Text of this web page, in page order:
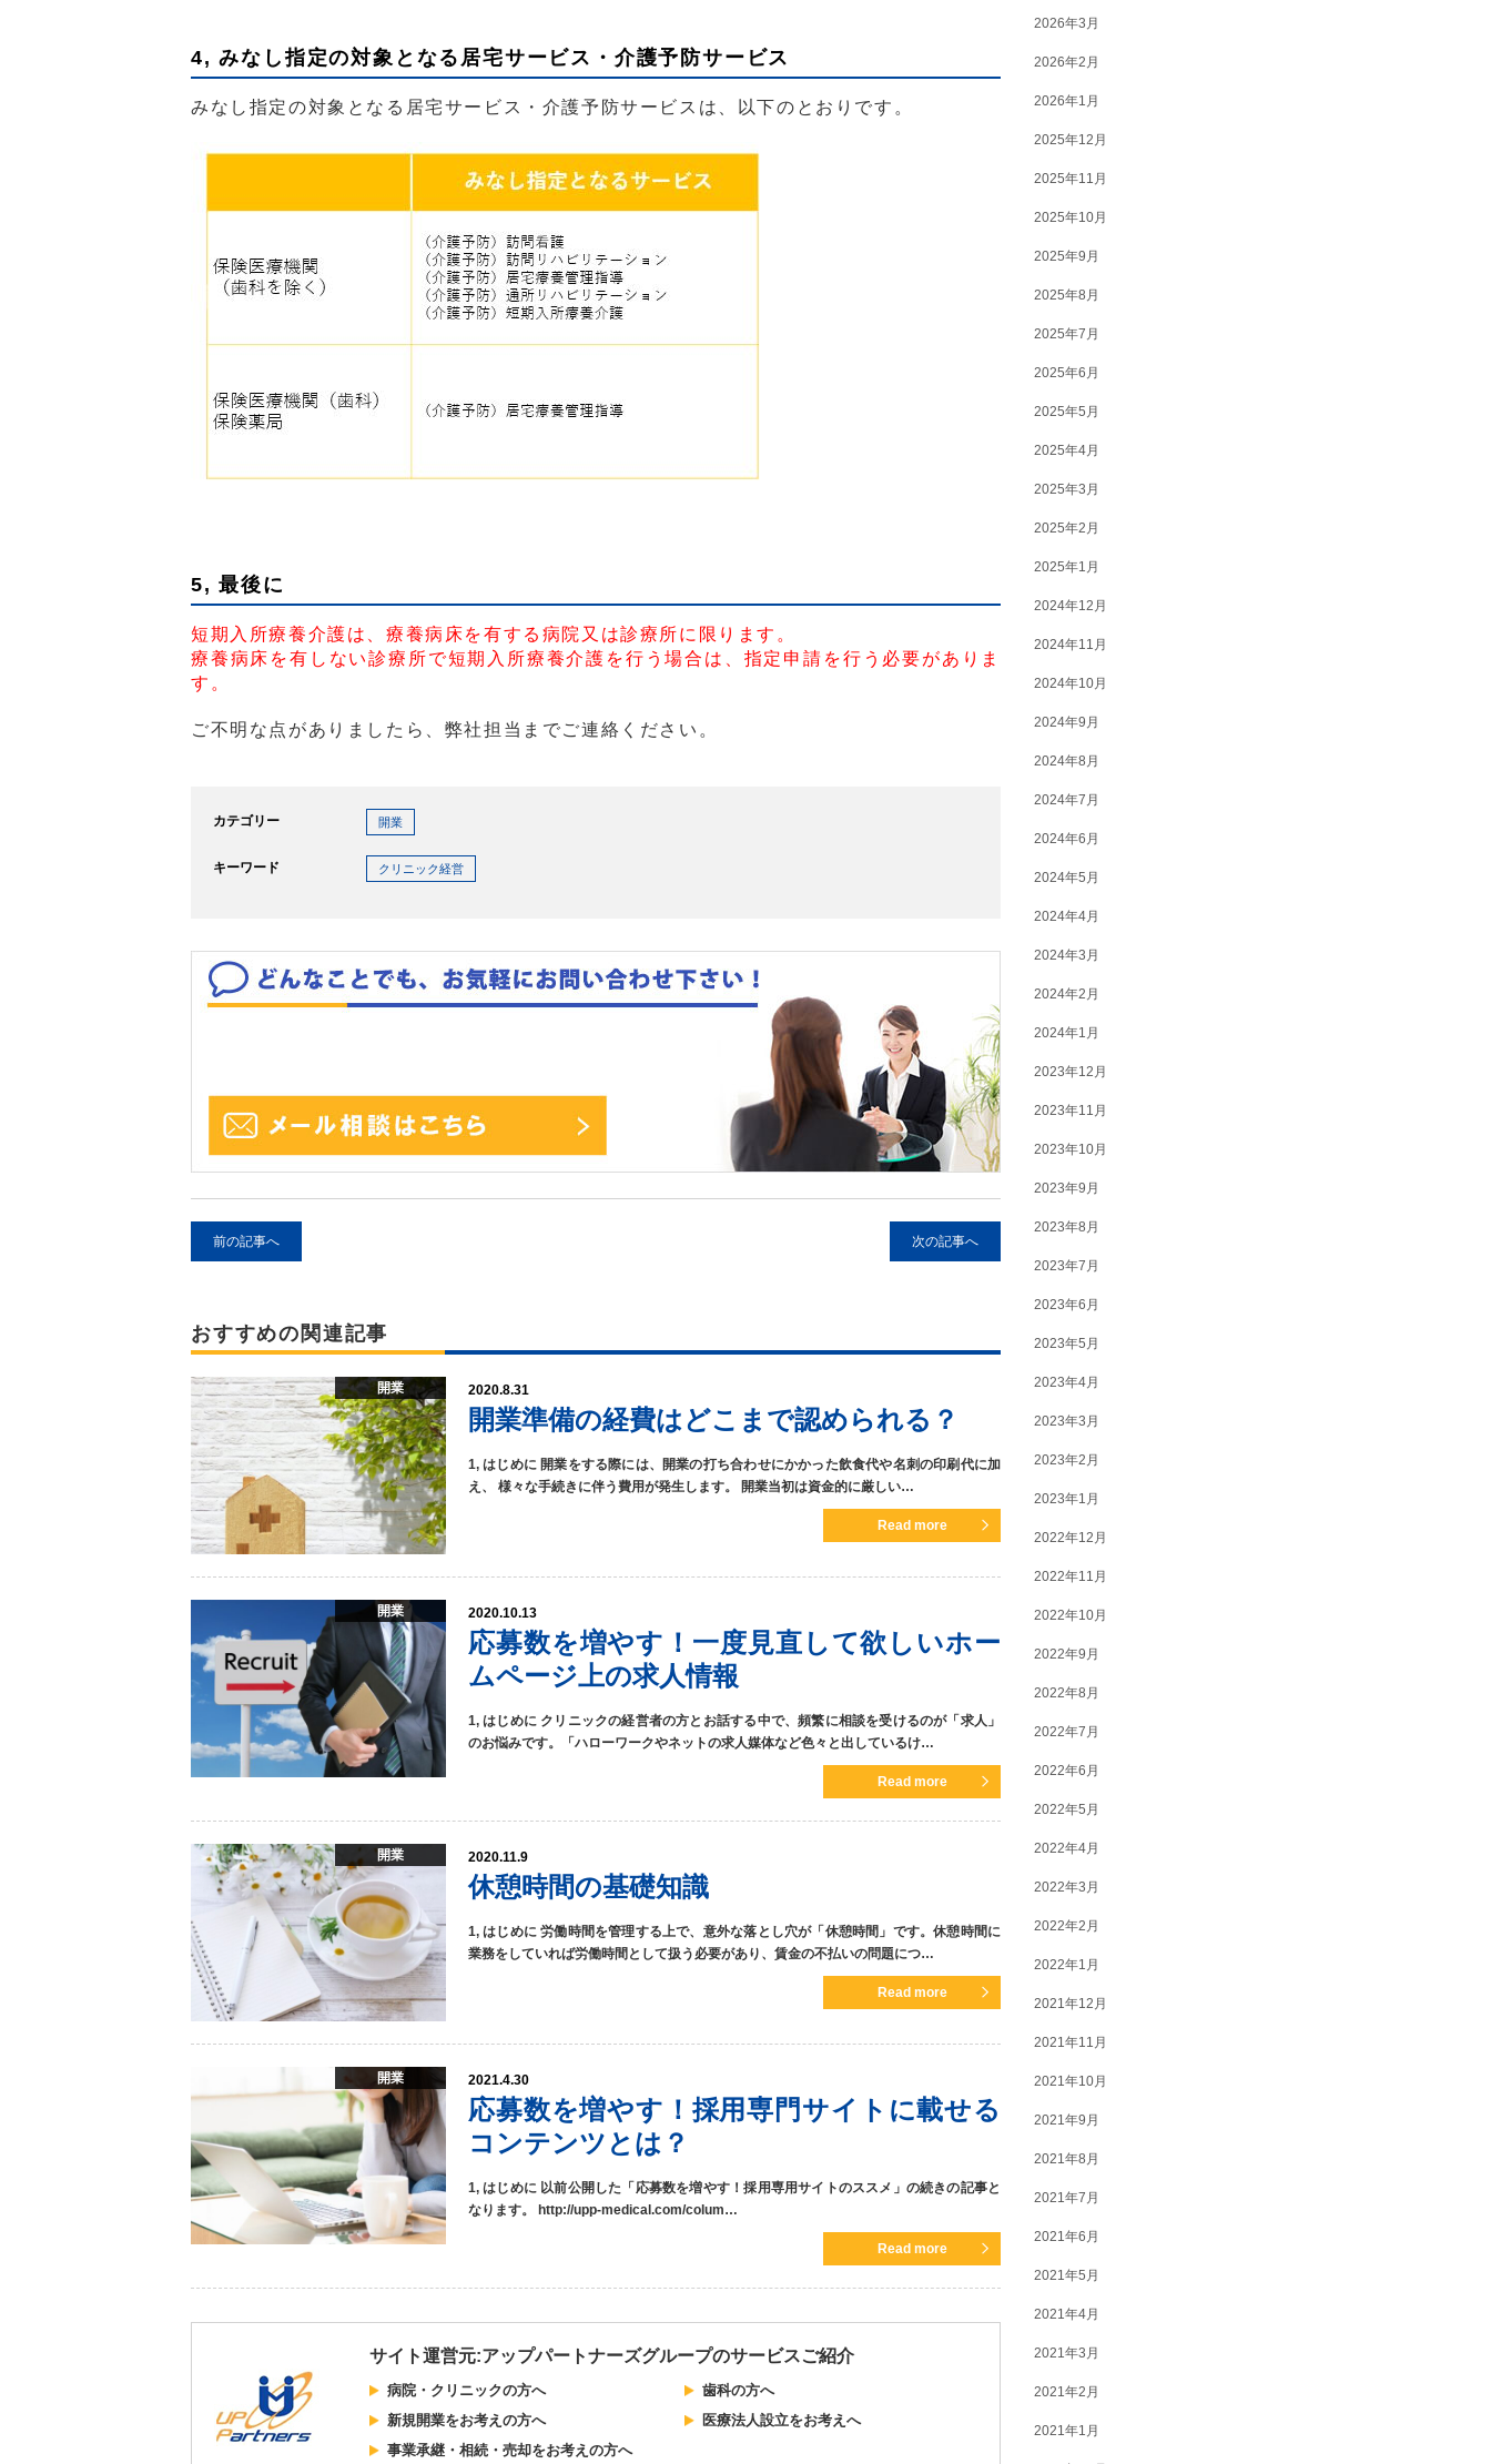
4, みなし指定の対象となる居宅サービス・介護予防サービス
みなし指定の対象となる居宅サービス・介護予防サービスは、以下のとおりです。
5, 最後に
短期入所療養介護は、療養病床を有する病院又は診療所に限ります。
療養病床を有しない診療所で短期入所療養介護を行う場合は、指定申請を行う必要がありま
す。
ご不明な点がありましたら、弊社担当までご連絡ください。
カテゴリー 開業
キーワード クリニック経営
前の記事へ 次の記事へ
おすすめの関連記事
開業 2020.8.31
開業準備の経費はどこまで認められる？
1, はじめに 開業をする際には、開業の打ち合わせにかかった飲食代や名刺の印刷代に加
え、 様々な手続きに伴う費用が発生します。 開業当初は資金的に厳しい…
Read more
開業 2020.10.13
応募数を増やす！一度見直して欲しいホー
ムページ上の求人情報
1, はじめに クリニックの経営者の方とお話する中で、頻繁に相談を受けるのが「求人」
のお悩みです。「ハローワークやネットの求人媒体など色々と出しているけ…
Read more
開業 2020.11.9
休憩時間の基礎知識
1, はじめに 労働時間を管理する上で、意外な落とし穴が「休憩時間」です。休憩時間に
業務をしていれば労働時間として扱う必要があり、賃金の不払いの問題につ…
Read more
開業 2021.4.30
応募数を増やす！採用専門サイトに載せる
コンテンツとは？
1, はじめに 以前公開した「応募数を増やす！採用専用サイトのススメ」の続きの記事と
なります。 http://upp-medical.com/colum…
Read more
サイト運営元:アップパートナーズグループのサービスご紹介
病院・クリニックの方へ
歯科の方へ
新規開業をお考えの方へ
医療法人設立をお考えへ
事業承継・相続・売却をお考えの方へ
2026年3月
2026年2月
2026年1月
2025年12月
2025年11月
2025年10月
2025年9月
2025年8月
2025年7月
2025年6月
2025年5月
2025年4月
2025年3月
2025年2月
2025年1月
2024年12月
2024年11月
2024年10月
2024年9月
2024年8月
2024年7月
2024年6月
2024年5月
2024年4月
2024年3月
2024年2月
2024年1月
2023年12月
2023年11月
2023年10月
2023年9月
2023年8月
2023年7月
2023年6月
2023年5月
2023年4月
2023年3月
2023年2月
2023年1月
2022年12月
2022年11月
2022年10月
2022年9月
2022年8月
2022年7月
2022年6月
2022年5月
2022年4月
2022年3月
2022年2月
2022年1月
2021年12月
2021年11月
2021年10月
2021年9月
2021年8月
2021年7月
2021年6月
2021年5月
2021年4月
2021年3月
2021年2月
2021年1月